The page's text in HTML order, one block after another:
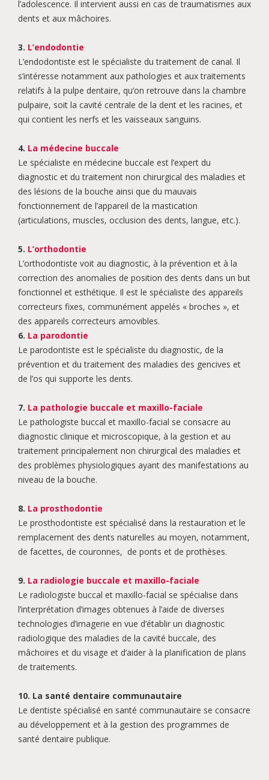
l’adolescence. Il intervient aussi en cas de traumatismes aux
dents et aux mâchoires.
3. L’endodontie
L’endodontiste est le spécialiste du traitement de canal. Il
s’intéresse notamment aux pathologies et aux traitements
relatifs à la pulpe dentaire, qu’on retrouve dans la chambre
pulpaire, soit la cavité centrale de la dent et les racines, et
qui contient les nerfs et les vaisseaux sanguins.
4. La médecine buccale
Le spécialiste en médecine buccale est l’expert du
diagnostic et du traitement non chirurgical des maladies et
des lésions de la bouche ainsi que du mauvais
fonctionnement de l’appareil de la mastication
(articulations, muscles, occlusion des dents, langue, etc.).
5. L’orthodontie
L’orthodontiste voit au diagnostic, à la prévention et à la
correction des anomalies de position des dents dans un but
fonctionnel et esthétique. Il est le spécialiste des appareils
correcteurs fixes, communément appelés « broches », et
des appareils correcteurs amovibles.
6. La parodontie
Le parodontiste est le spécialiste du diagnostic, de la
prévention et du traitement des maladies des gencives et
de l’os qui supporte les dents.
7. La pathologie buccale et maxillo-faciale
Le pathologiste buccal et maxillo-facial se consacre au
diagnostic clinique et microscopique, à la gestion et au
traitement principalement non chirurgical des maladies et
des problèmes physiologiques ayant des manifestations au
niveau de la bouche.
8. La prosthodontie
Le prosthodontiste est spécialisé dans la restauration et le
remplacement des dents naturelles au moyen, notamment,
de facettes, de couronnes, de ponts et de prothèses.
9. La radiologie buccale et maxillo-faciale
Le radiologiste buccal et maxillo-facial se spécialise dans
l’interprétation d’images obtenues à l’aide de diverses
technologies d’imagerie en vue d’établir un diagnostic
radiologique des maladies de la cavité buccale, des
mâchoires et du visage et d’aider à la planification de plans
de traitements.
10. La santé dentaire communautaire
Le dentiste spécialisé en santé communautaire se consacre
au développement et à la gestion des programmes de
santé dentaire publique.